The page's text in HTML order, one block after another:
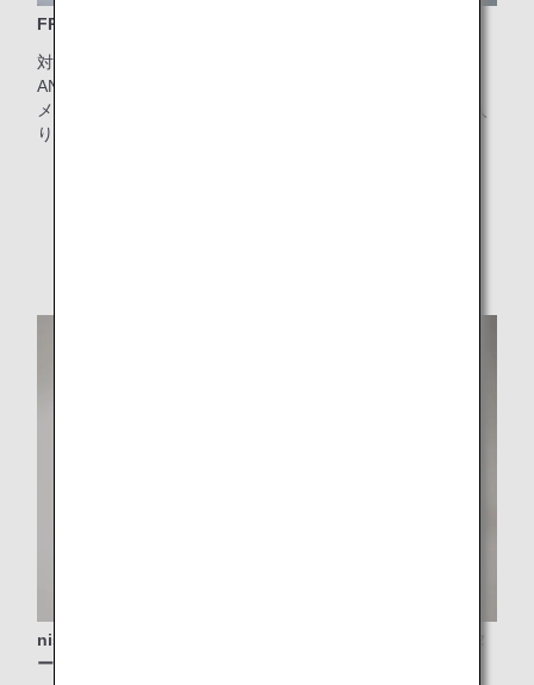
FRANZI（フランツィ）のアメニティポーチ
対象クラス：ファーストクラス
ANAオリジナルデザイン。FRANZI（フランツィ）が機内ア
メニティを手掛けるのは世界初！コスメデコルテの化粧品入
り
nishikawaの独自の技術を生かした快適な羽毛コンフォータ
ーとシーツマット